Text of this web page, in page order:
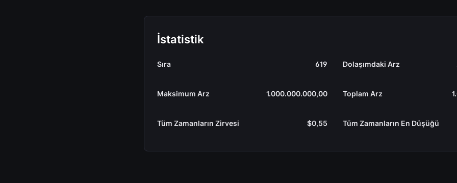
İstatistik
Sıra 619
Maksimum Arz 1.000.000.000,00
Tüm Zamanların Zirvesi $0,55
Dolaşımdaki Arz
Toplam Arz
Tüm Zamanların En Düşüğü